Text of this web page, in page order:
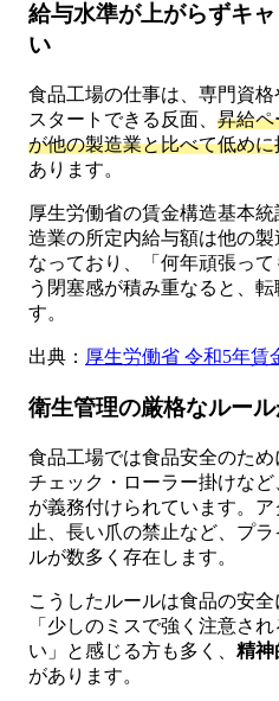
給与水準が上がらずキ
い
食品工場の仕事は、専門資
スタートできる反面、 昇給ペ
が他の製造業と比べて低め
あります。
厚生労働省の賃金構造基本
造業の所定内給与額は他の
なっており、「何年頑張っ
う閉塞感が積み重なると、
す。
出典： 厚生労働省 令和5年賃
衛生管理の厳格なルー
食品工場では食品安全のた
チェック・ローラー掛けな
が義務付けられています。
止、長い爪の禁止など、プ
ルが数多く存在します。
こうしたルールは食品の安全
「少しのミスで強く注意さ
い」と感じる方も多く、 精神
があります。